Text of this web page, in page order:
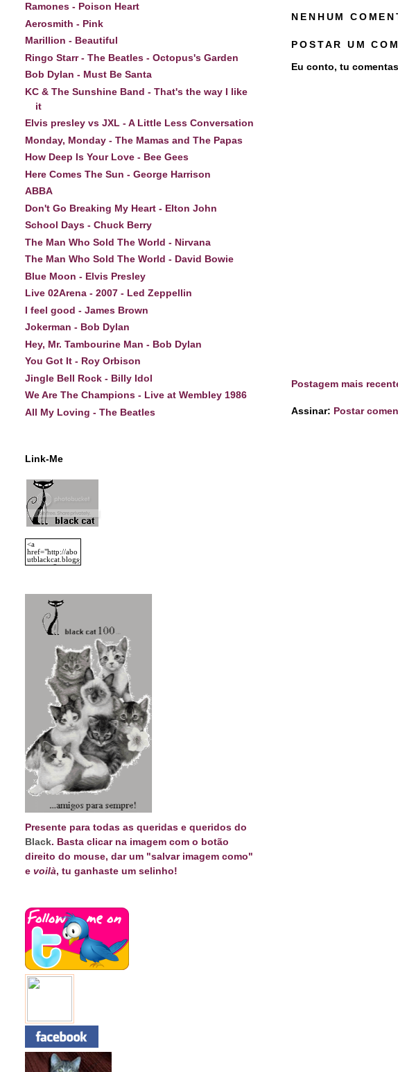
NENHUM
POSTAR UM
Eu conto, tu
Postagem mais
Assinar: Postar
Ramones - Poison Heart
Aerosmith - Pink
Marillion - Beautiful
Ringo Starr - The Beatles - Octopus's Garden
Bob Dylan - Must Be Santa
KC & The Sunshine Band - That's the way I like
it
Elvis presley vs JXL - A Little Less Conversation
Monday, Monday - The Mamas and The Papas
How Deep Is Your Love - Bee Gees
Here Comes The Sun - George Harrison
ABBA
Don't Go Breaking My Heart - Elton John
School Days - Chuck Berry
The Man Who Sold The World - Nirvana
The Man Who Sold The World - David Bowie
Blue Moon - Elvis Presley
Live 02Arena - 2007 - Led Zeppellin
I feel good - James Brown
Jokerman - Bob Dylan
Hey, Mr. Tambourine Man - Bob Dylan
You Got It - Roy Orbison
Jingle Bell Rock - Billy Idol
We Are The Champions - Live at Wembley 1986
All My Loving - The Beatles
Link-Me
Presente para todas as queridas e queridos do
Black. Basta clicar na imagem com o botão
direito do mouse, dar um "salvar imagem como"
evoilà, tu ganhaste um selinho!